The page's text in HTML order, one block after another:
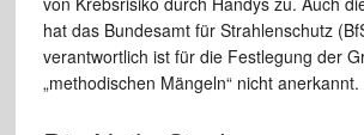
hat das Bundesamt für Strahlenschutz
verantwortlich ist für die Festlegung der
„methodischen Mängeln“ nicht anerkannt.